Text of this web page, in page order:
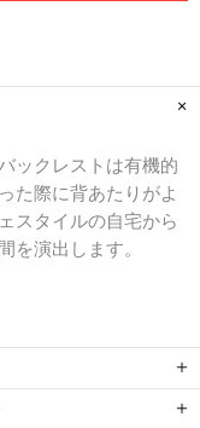
ックレストは有機的
た際に背あたりがよ
スタイルの自宅から
を演出します。